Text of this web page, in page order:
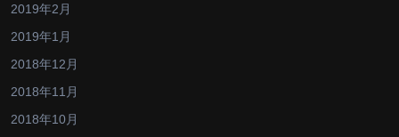
2019年2月
2019年1月
2018年12月
2018年11月
2018年10月